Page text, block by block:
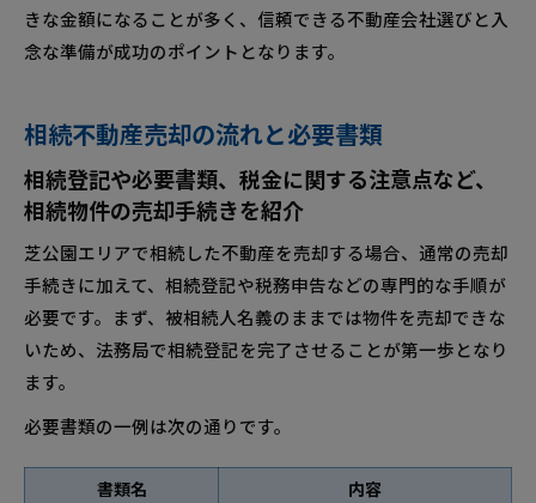
きな金額になることが多く、信頼できる不動産会社選びと入
念な準備が成功のポイントとなります。
相続不動産売却の流れと必要書類
相続登記や必要書類、税金に関する注意点など、
相続物件の売却手続きを紹介
芝公園エリアで相続した不動産を売却する場合、通常の売却
手続きに加えて、相続登記や税務申告などの専門的な手順が
必要です。まず、被相続人名義のままでは物件を売却できな
いため、法務局で相続登記を完了させることが第一歩となり
ます。
必要書類の一例は次の通りです。
書類名 内容